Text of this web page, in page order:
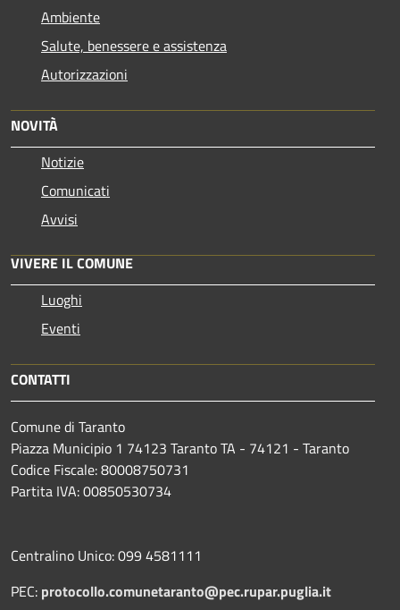
Ambiente
Salute, benessere e assistenza
Autorizzazioni
NOVITÀ
Notizie
Comunicati
Avvisi
VIVERE IL COMUNE
Luoghi
Eventi
CONTATTI
Comune di Taranto
Piazza Municipio 1 74123 Taranto TA - 74121 - Taranto
Codice Fiscale: 80008750731
Partita IVA: 00850530734
Centralino Unico: 099 4581111
PEC: protocollo.comunetaranto@pec.rupar.puglia.it